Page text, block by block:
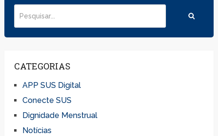
CATEGORIAS
APP SUS Digital
Conecte SUS
Dignidade Menstrual
Notícias